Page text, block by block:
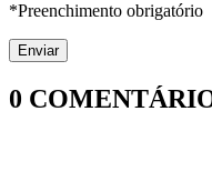
*Preenchimento obrigatório
0